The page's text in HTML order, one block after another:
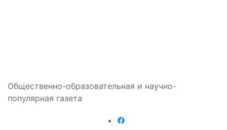
Общественно-образовательная и научно-
популярная газета